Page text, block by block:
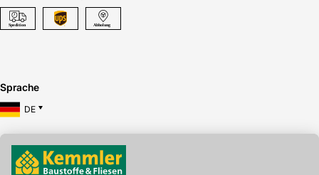
Sprache
DE